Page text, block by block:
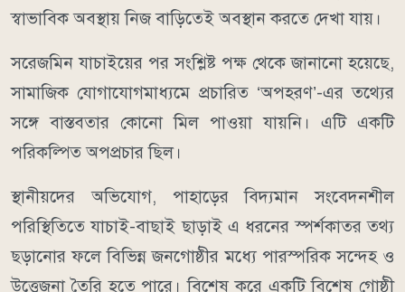
স্বাভাবিক অবস্থায় নিজ বাড়িতেই অবস্থান করতে দেখা যায়।
সরেজমিন যাচাইয়ের পর সংশ্লিষ্ট পক্ষ থেকে জানানো হয়েছে,
সামাজিক যোগাযোগমাধ্যমে প্রচারিত ‘অপহরণ’-এর তথ্যের
সঙ্গে বাস্তবতার কোনো মিল পাওয়া যায়নি। এটি একটি
পরিকল্পিত অপপ্রচার ছিল।
স্থানীয়দের অভিযোগ, পাহাড়ের বিদ্যমান সংবেদনশীল
পরিস্থিতিতে যাচাই-বাছাই ছাড়াই এ ধরনের স্পর্শকাতর তথ্য
ছড়ানোর ফলে বিভিন্ন জনগোষ্ঠীর মধ্যে পারস্পরিক সন্দেহ ও
উত্তেজনা তৈরি হতে পারে। বিশেষ করে একটি বিশেষ গোষ্ঠী